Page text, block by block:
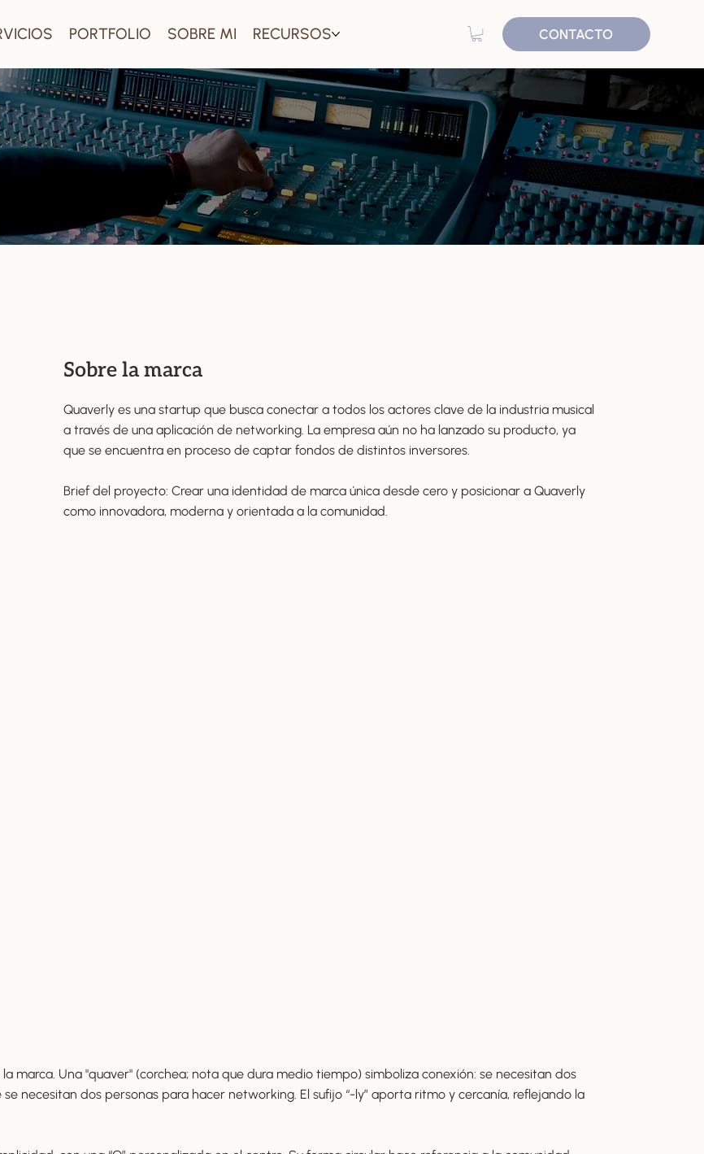
PORTFOLIO SOBRE MI RECURSOS CONTACTO
Sobre la marca
Quaverly es una startup que busca conectar a todos los actores clave de la industria musical
a través de una aplicación de networking. La empresa aún no ha lanzado su producto, ya
que se encuentra en proceso de captar fondos de distintos inversores.
Brief del proyecto: Crear una identidad de marca única desde cero y posicionar a Quaverly
como innovadora, moderna y orientada a la comunidad.
marca. Una "quaver" (corchea; nota que dura medio tiempo) simboliza conexión: se necesitan dos
necesitan dos personas para hacer networking. El sufijo “-ly” aporta ritmo y cercanía, reflejando la